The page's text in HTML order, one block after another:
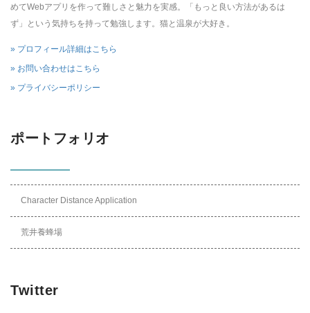
めてWebアプリを作って難しさと魅力を実感。「もっと良い方法があるは
ず」という気持ちを持って勉強します。猫と温泉が大好き。
» プロフィール詳細はこちら
» お問い合わせはこちら
» プライバシーポリシー
ポートフォリオ
Character Distance Application
荒井養蜂場
Twitter